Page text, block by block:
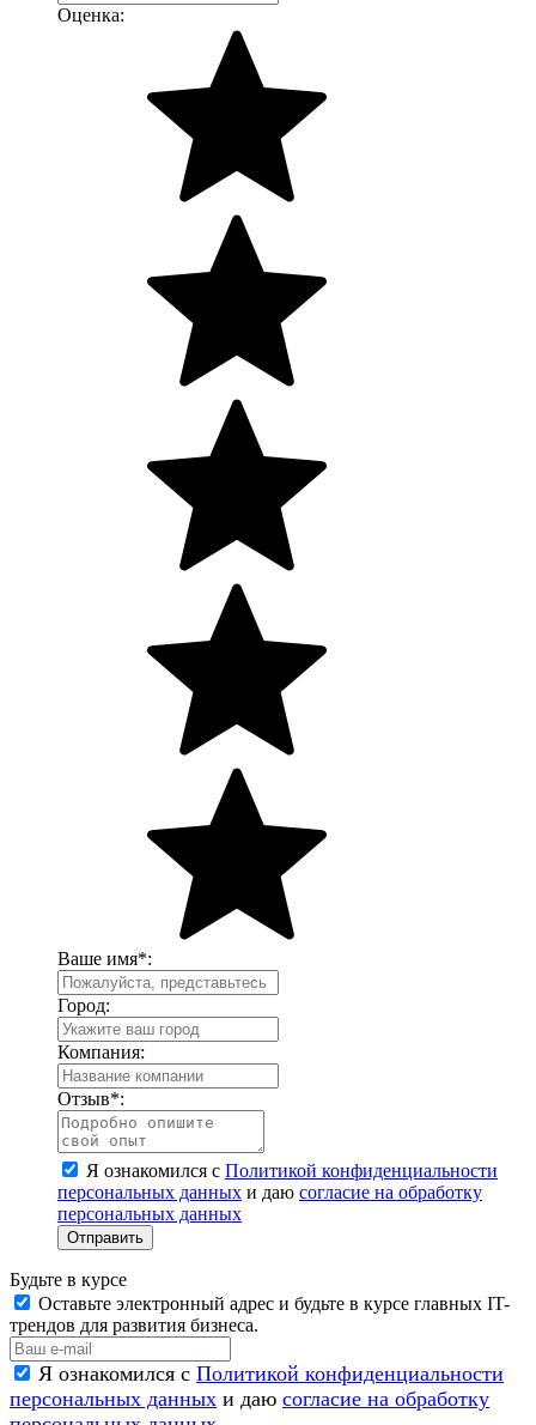
Оценка:
Ваше имя*:
Город:
Компания:
Отзыв*:
Я ознакомился с Политикой конфиденциальности
персональных данных и даю согласие на обработку
персональных данных
Отправить
Будьте в курсе
Оставьте электронный адрес и будьте в курсе главных IT-
трендов для развития бизнеса.
Я ознакомился с Политикой конфиденциальности
персональных данных и даю согласие на обработку